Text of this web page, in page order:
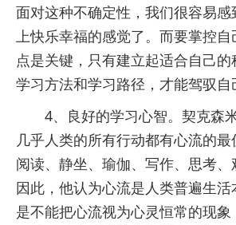
面对这种不确定性，我们很容易
上快乐幸福的感觉了。而要掌控
点是关键，只有建立起适合自己的
学习方法和学习路径，才能驾驭自
4、良好的学习心智。契克森米
几乎人类的所有行动都有心流的最
阅读、静坐、瑜伽、写作、思考、
因此，他认为心流是人类普遍生活
是不能把心流视为心灵恒常的现象